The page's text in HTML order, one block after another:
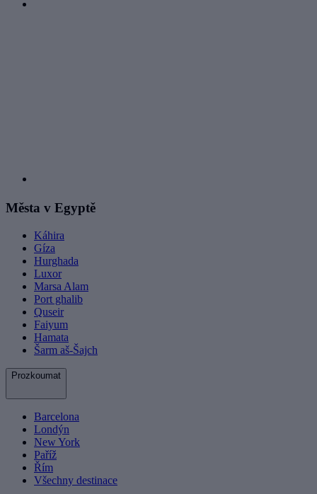
Města v Egyptě
Káhira
Gíza
Hurghada
Luxor
Marsa Alam
Port ghalib
Quseir
Faiyum
Hamata
Šarm aš-Šajch
Prozkoumat
Barcelona
Londýn
New York
Paříž
Řím
Všechny destinace